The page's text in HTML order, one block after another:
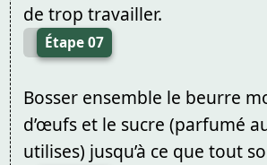
de trop travailler.
Étape 07
Bosser ensemble le beurre
d’œufs et le sucre (parfumé
utilises) jusqu’à ce que tout